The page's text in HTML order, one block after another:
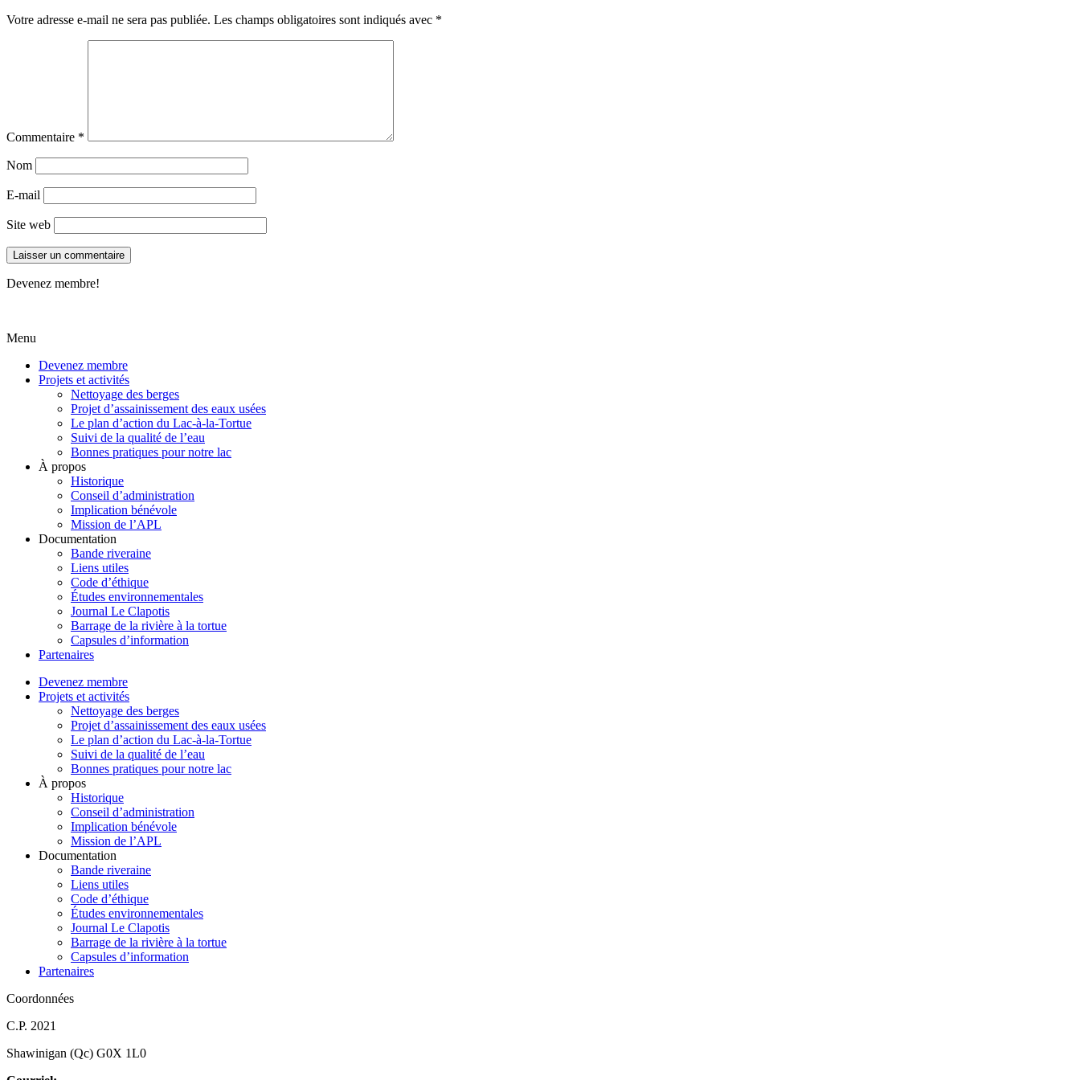
Votre adresse e-mail ne sera pas publiée. Les champs obligatoires sont indiqués avec *
Commentaire *
Nom
E-mail
Site web
Devenez membre!
Menu
Devenez membre
Projets et activités
Nettoyage des berges
Projet d’assainissement des eaux usées
Le plan d’action du Lac-à-la-Tortue
Suivi de la qualité de l’eau
Bonnes pratiques pour notre lac
À propos
Historique
Conseil d’administration
Implication bénévole
Mission de l’APL
Documentation
Bande riveraine
Liens utiles
Code d’éthique
Études environnementales
Journal Le Clapotis
Barrage de la rivière à la tortue
Capsules d’information
Partenaires
Devenez membre
Projets et activités
Nettoyage des berges
Projet d’assainissement des eaux usées
Le plan d’action du Lac-à-la-Tortue
Suivi de la qualité de l’eau
Bonnes pratiques pour notre lac
À propos
Historique
Conseil d’administration
Implication bénévole
Mission de l’APL
Documentation
Bande riveraine
Liens utiles
Code d’éthique
Études environnementales
Journal Le Clapotis
Barrage de la rivière à la tortue
Capsules d’information
Partenaires
Coordonnées
C.P. 2021
Shawinigan (Qc) G0X 1L0